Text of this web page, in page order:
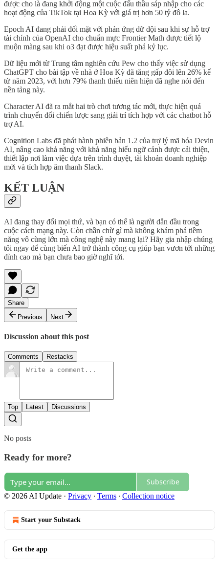
được cho là đang khởi động một cuộc đấu thầu sáp nhập cho các
hoạt động của TikTok tại Hoa Kỳ với giá trị hơn 50 tỷ đô la.
Epoch AI đang phải đối mặt với phản ứng dữ dội sau khi sự hỗ trợ
tài chính của OpenAI cho chuẩn mực Frontier Math được tiết lộ
muộn màng sau khi o3 đạt được hiệu suất phá kỷ lục.
Dữ liệu mới từ Trung tâm nghiên cứu Pew cho thấy việc sử dụng
ChatGPT cho bài tập về nhà ở Hoa Kỳ đã tăng gấp đôi lên 26% kể
từ năm 2023, với hơn 79% thanh thiếu niên hiện đã nghe nói đến
nền tảng này.
Character AI đã ra mắt hai trò chơi tương tác mới, thực hiện quá
trình chuyển đổi chiến lược sang giải trí tích hợp với các chatbot hỗ
trợ AI.
Cognition Labs đã phát hành phiên bản 1.2 của trợ lý mã hóa Devin
AI, nâng cao khả năng với khả năng hiểu ngữ cảnh được cải thiện,
thiết lập nơi làm việc dựa trên trình duyệt, tài khoản doanh nghiệp
mới và tích hợp âm thanh Slack.
KẾT LUẬN
AI đang thay đổi mọi thứ, và bạn có thể là người dẫn đầu trong
cuộc cách mạng này. Còn chần chừ gì mà không khám phá tiềm
năng vô cùng lớn mà công nghệ này mang lại? Hãy gia nhập chúng
tôi ngay để cùng biến AI trở thành công cụ giúp bạn vươn tới những
đỉnh cao mà bạn chưa bao giờ nghĩ tới.
Share
Previous
Next
Discussion about this post
Comments Restacks
Top Latest Discussions
No posts
Ready for more?
Subscribe
© 2026 AI Update · Privacy ∙ Terms ∙ Collection notice
Start your Substack
Get the app